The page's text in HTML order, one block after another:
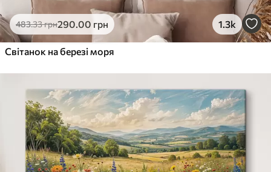
483.33грн290.00 грн 1.3k
Світанок на березі моря